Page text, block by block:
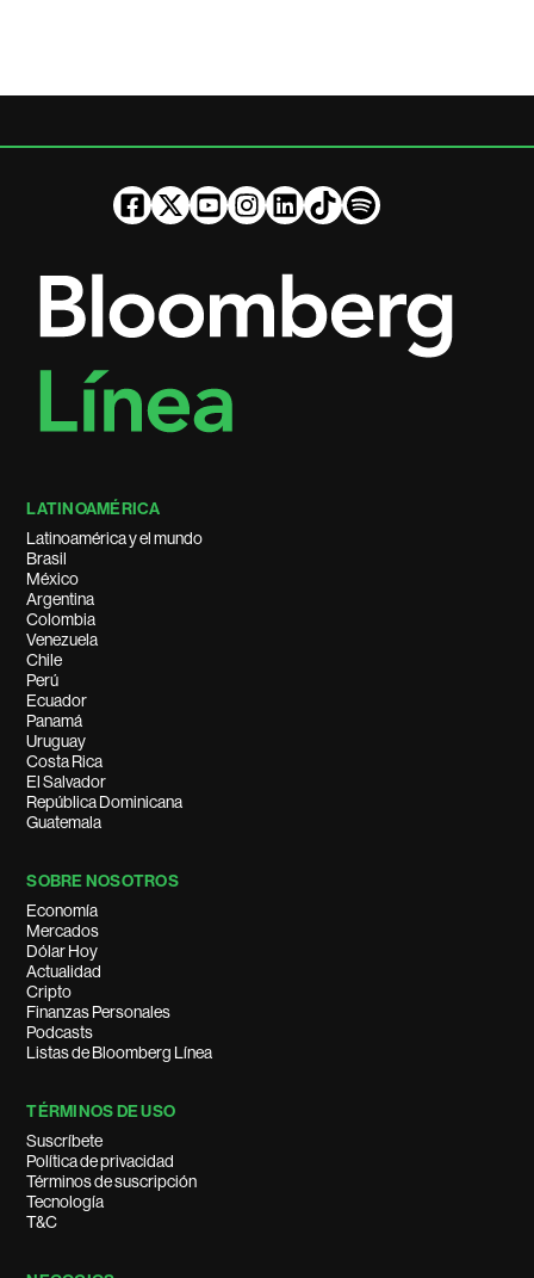
LATINOAMÉRICA
Latinoamérica y el mundo
Brasil
México
Argentina
Colombia
Venezuela
Chile
Perú
Ecuador
Panamá
Uruguay
Costa Rica
El Salvador
República Dominicana
Guatemala
SOBRE NOSOTROS
Economía
Mercados
Dólar Hoy
Actualidad
Cripto
Finanzas Personales
Podcasts
Listas de Bloomberg Línea
TÉRMINOS DE USO
Suscríbete
Política de privacidad
Términos de suscripción
Tecnología
T&C